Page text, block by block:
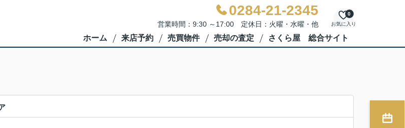
0284-21-2345
営業時間：9:30 ～17:00 定休日：火曜・水曜・他 お気に入り
0
ホーム 来店予約 売買物件 売却の査定 さくら屋 総合サイト